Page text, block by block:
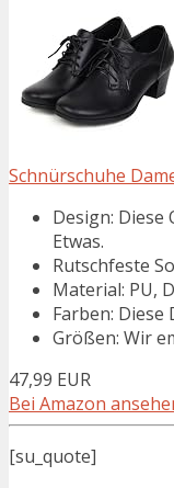
Schnürschuhe
Design:
Etwas.
Rutschfeste
Material: PU,
Farben:
Größen: Wir
47,99 EUR
Bei Amazon
[su_quote]